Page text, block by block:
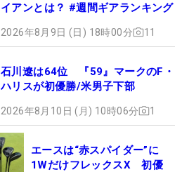
イアンとは？ #週間ギアランキング
2026年8月9日 (日) 18時00分 11
石川遼は64位 『59』マークのF・
ハリスが初優勝/米男子下部
2026年8月10日 (月) 10時06分 1
エースは“赤スパイダー”に
1WだけフレックスX 初優